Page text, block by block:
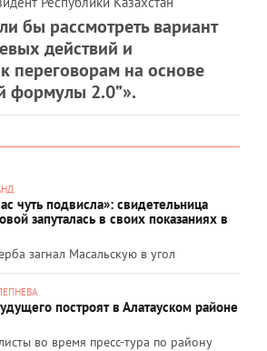
бы рассмотреть вариант
действий и
переговорам на основе
формулы 2.0”».
чуть подвисла»: свидетельница
запуталась в своих показаниях в
загнал Масальскую в угол
построят в Алатауском районе
во время пресс-тура по району